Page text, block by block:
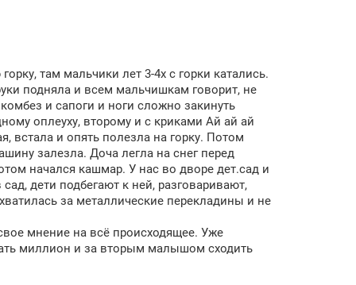
там мальчики лет 3-4х с горки катались.
подняла и всем мальчишкам говорит, не
и сапоги и ноги сложно закинуть
оплеуху, второму и с криками Ай ай ай
встала и опять полезла на горку. Потом
залезла. Доча легла на снег перед
начался кашмар. У нас во дворе дет.сад и
дети подбегают к ней, разговаривают,
за металлические перекладины и не
мнение на всё происходящее. Уже
миллион и за вторым малышом сходить